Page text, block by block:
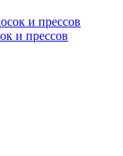
и прессов